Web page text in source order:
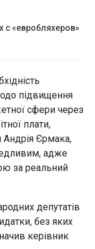
с «евробляхеров»
підвищення
сфери через
плати,
Андрія Єрмака,
адже
за реальний
депутатів
без яких
керівник